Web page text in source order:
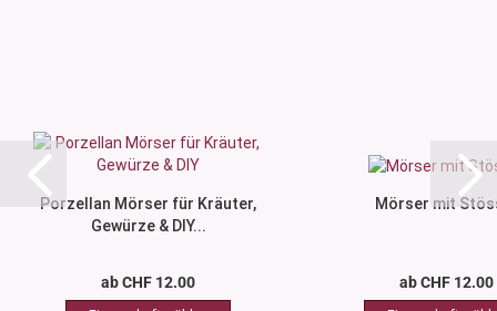
Porzellan Mörser für Kräuter,
Gewürze & DIY...
ab CHF 12.00
Mörser mit
ab CHF 12.00